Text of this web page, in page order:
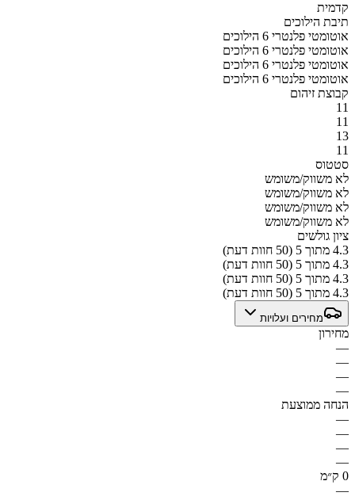
קדמית
תיבת הילוכים
אוטומטי פלנטרי 6 הילוכים
אוטומטי פלנטרי 6 הילוכים
אוטומטי פלנטרי 6 הילוכים
אוטומטי פלנטרי 6 הילוכים
קבוצת זיהום
11
11
13
11
סטטוס
לא משווק/משומש
לא משווק/משומש
לא משווק/משומש
לא משווק/משומש
ציון גולשים
4.3 מתוך 5 (50 חוות דעת)
4.3 מתוך 5 (50 חוות דעת)
4.3 מתוך 5 (50 חוות דעת)
4.3 מתוך 5 (50 חוות דעת)
מחירים ועלויות
מחירון
—
—
—
—
הנחה ממוצעת
—
—
—
—
0 ק״מ
—